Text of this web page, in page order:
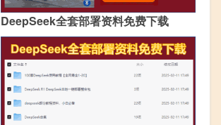
DeepSeek全套部署资料免费下载